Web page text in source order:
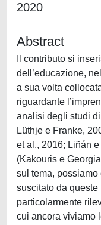
2020
Abstract
Il contributo si
dell’educazione,
a sua volta
riguardante
analisi degli studi
Lüthje e Franke,
et al., 2016; Liñán
(Kakouris e
sul tema, possiamo
suscitato da
particolarmente
cui ancora viviamo